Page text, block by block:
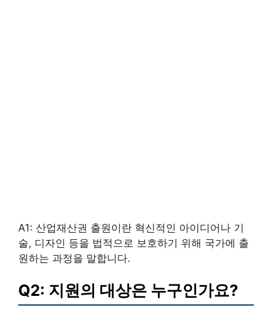
A1: 산업재산권 출원이란 혁신적인 아이디어나 기
술, 디자인 등을 법적으로 보호하기 위해 국가에 출
원하는 과정을 말합니다.
Q2: 지원의 대상은 누구인가요?